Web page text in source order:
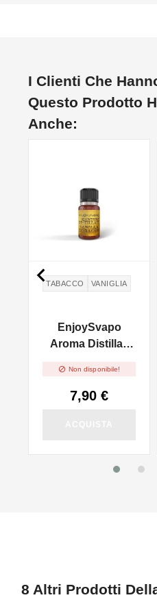
I Clienti Che
Questo Prodotto
Anche:
TABACCO VANIGLIA
EnjoySvapo
Aroma Distillati
10 Ml
 Non disponibile!
7,90 €

8 Altri Prodotti